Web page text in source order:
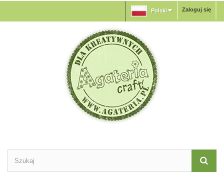
Zaloguj się
Polski